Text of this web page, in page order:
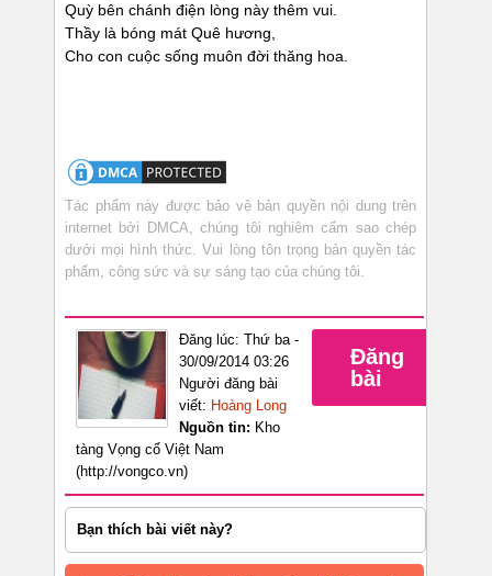
Quỳ bên chánh điện lòng này thêm vui.
Thầy là bóng mát Quê hương,
Cho con cuộc sống muôn đời thăng hoa.
Tác phẩm này được bảo vệ bản quyền nội dung trên
internet bởi DMCA, chúng tôi nghiêm cấm sao chép
dưới mọi hình thức. Vui lòng tôn trọng bản quyền tác
phẩm, công sức và sự sáng tạo của chúng tôi.
Đăng lúc: Thứ ba -
30/09/2014 03:26
Người đăng bài
viết: Hoàng Long
Nguồn tin: Kho
tàng Vọng cổ Việt Nam
(http://vongco.vn)
Đăng
bài
Bạn thích bài viết này?